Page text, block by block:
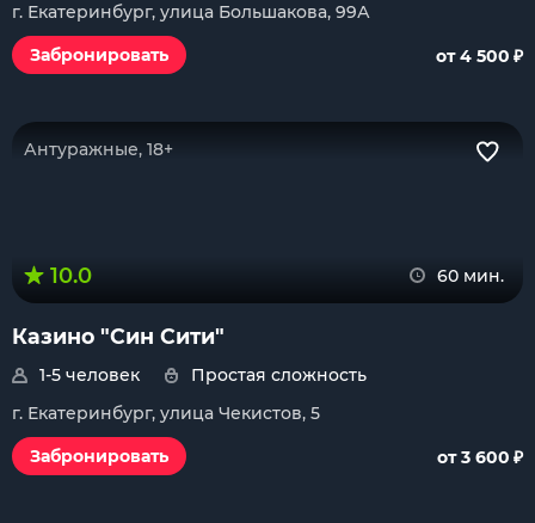
г. Екатеринбург, улица Большакова, 99А
Забронировать
от 4 500 ₽
Антуражные, 18+
10.0 60 мин.
Казино "Син Сити"
1-5 человек
Простая сложность
г. Екатеринбург, улица Чекистов, 5
Забронировать
от 3 600 ₽